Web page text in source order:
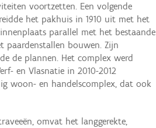
voortzetten. Een volgende
het pakhuis in 1910 uit met het
parallel met het bestaande
paardenstallen bouwen. Zijn
de plannen. Het complex werd
en Vlasnatie in 2010-2012
woon- en handelscomplex, dat ook
omvat het langgerekte,